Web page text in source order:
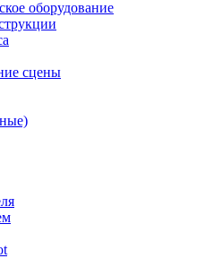
оборудование
сцены